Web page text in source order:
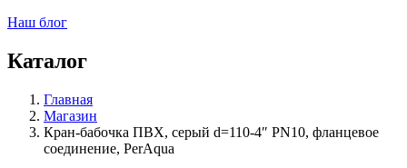
Наш блог
Каталог
Главная
Магазин
Кран-бабочка ПВХ, серый d=110-4″ PN10, фланцевое
соединение, PerAqua